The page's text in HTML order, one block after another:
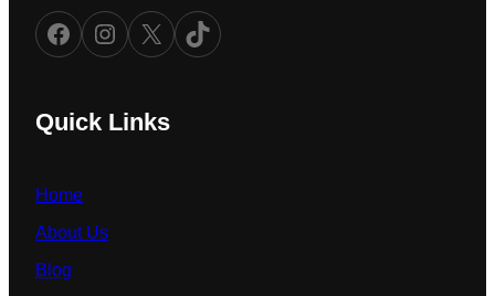
Facebook Instagram X TikTok
Quick Links
Home
About Us
Blog